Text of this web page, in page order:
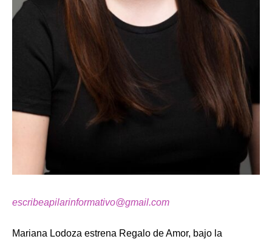
escribeapilarinformativo@gmail.com
Mariana Lodoza estrena Regalo de Amor, bajo la